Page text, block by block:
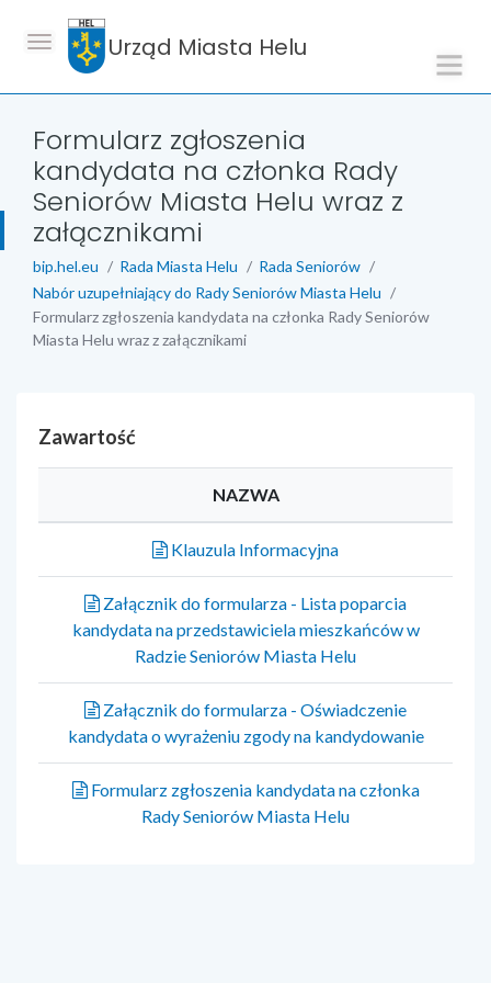
Urząd Miasta Helu
Formularz zgłoszenia
kandydata na członka Rady
Seniorów Miasta Helu wraz z
załącznikami
bip.hel.eu Rada Miasta Helu
Rada Seniorów
Nabór uzupełniający do Rady Seniorów Miasta Helu
Formularz zgłoszenia kandydata na członka Rady Seniorów
Miasta Helu wraz z załącznikami
Zawartość
NAZWA
Klauzula Informacyjna
Załącznik do formularza - Lista poparcia
kandydata na przedstawiciela mieszkańców w
Radzie Seniorów Miasta Helu
Załącznik do formularza - Oświadczenie
kandydata o wyrażeniu zgody na kandydowanie
Formularz zgłoszenia kandydata na członka
Rady Seniorów Miasta Helu